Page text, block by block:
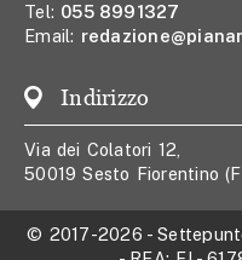
Tel: 055 8991327
Email:
Indirizzo
Via dei Colatori 12,
50019 Sesto Fiorentino
© 2017-2026 -